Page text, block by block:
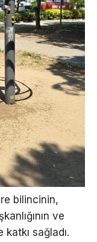
bilincinin,
ve
sağladı.